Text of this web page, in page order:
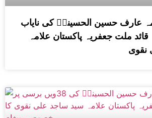
عارف حسین الحسینیؒ کی نایاب
قائد ملت جعفریہ پاکستان علامہ
نقوی